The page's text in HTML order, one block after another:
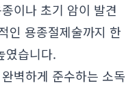
이나 초기 암이 발견
인 용종절제술까지 한
였습니다.
벽하게 준수하는 소독